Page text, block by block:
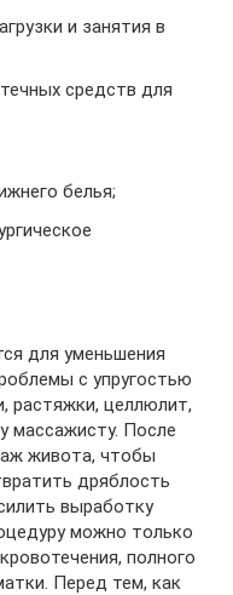
и занятия в
средств для
белья;
для уменьшения
с упругостью
растяжки, целлюлит,
массажисту. После
живота, чтобы
дряблость
выработку
можно только
полного
Перед тем, как